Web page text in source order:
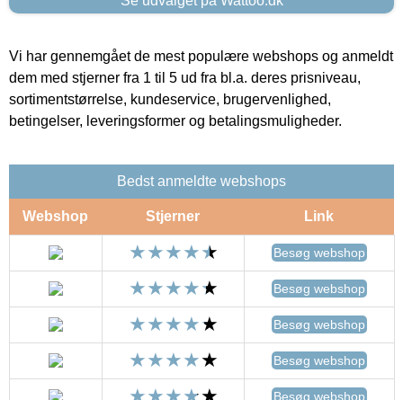
Vi har gennemgået de mest populære webshops og anmeldt
dem med stjerner fra 1 til 5 ud fra bl.a. deres prisniveau,
sortimentstørrelse, kundeservice, brugervenlighed,
betingelser, leveringsformer og betalingsmuligheder.
Bedst anmeldte webshops
Webshop Stjerner Link
Besøg webshop
Besøg webshop
Besøg webshop
Besøg webshop
Besøg webshop